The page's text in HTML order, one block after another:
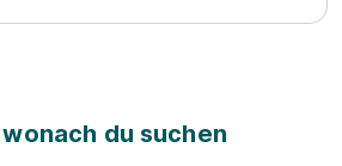
du suchen